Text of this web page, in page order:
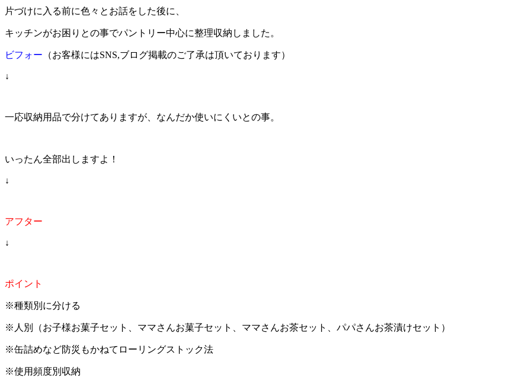
片づけに入る前に色々とお話をした後に、
キッチンがお困りとの事でパントリー中心に整理収納しました。
ビフォー （お客様にはSNS,ブログ掲載のご了承は頂いております）
↓
一応収納用品で分けてありますが、なんだか使いにくいとの事。
いったん全部出しますよ！
↓
アフター
↓
ポイント
※種類別に分ける
※人別（お子様お菓子セット、ママさんお菓子セット、ママさんお茶セット、パパさんお茶漬けセット）
※缶詰めなど防災もかねてローリングストック法
※使用頻度別収納